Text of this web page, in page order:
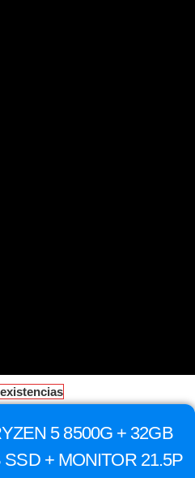
5 8500G + 32GB
+ MONITOR 21.5P